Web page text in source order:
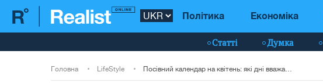
Політика Економіка
Статті Думка
Головна LifeStyle